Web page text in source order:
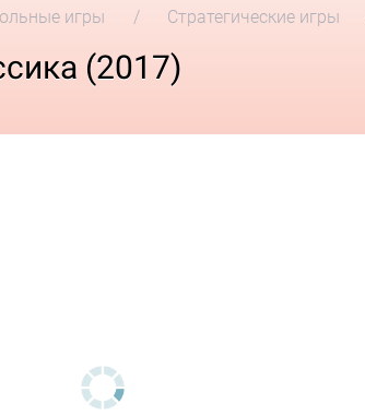
игры Стратегические игры
(2017)